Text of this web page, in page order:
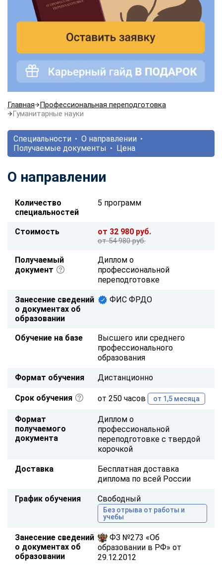
Главная
Профессиональная переподготовка
Гуманитарные науки
Специальности
О направлении
Получаемые документы
Цена
О направлении
Количество
специальностей
5 программ
Стоимость от 32 980 руб.
от 54 980 руб.
Получаемый
документ
Диплом о
профессиональной
переподготовке
Занесение сведений
о документах об
образовании
ФИС ФРДО
Обучение на базе
Высшего или среднего
профессионального
образования
Формат обучения Дистанционно
Срок обучения от 250 часов от 1,5 месяца
Формат
получаемого
документа
Диплом о
профессиональной
переподготовке с твердой
корочкой
Доставка
Бесплатная доставка
диплома по всей России
График обучения Свободный
Без отрыва от работы и
учебы
Занесение сведений
о документах об
образовании
ФЗ №273 «Об
образовании в РФ» от
29.12.2012